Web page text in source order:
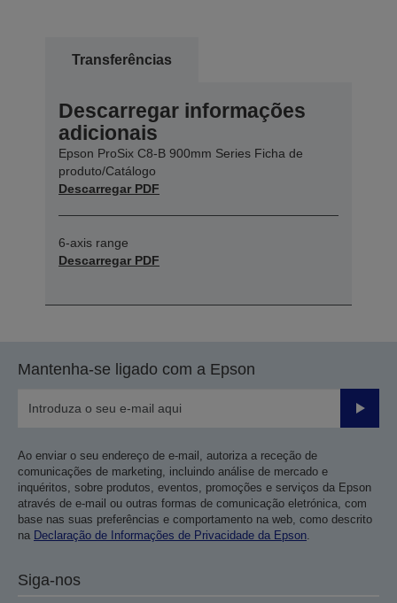
Transferências
Descarregar informações
adicionais
Epson ProSix C8-B 900mm Series Ficha de
produto/Catálogo
Descarregar PDF
6-axis range
Descarregar PDF
Mantenha-se ligado com a Epson
Enviar
Ao enviar o seu endereço de e-mail, autoriza a receção de
comunicações de marketing, incluindo análise de mercado e
inquéritos, sobre produtos, eventos, promoções e serviços da Epson
através de e-mail ou outras formas de comunicação eletrónica, com
base nas suas preferências e comportamento na web, como descrito
na Declaração de Informações de Privacidade da Epson
Siga-nos